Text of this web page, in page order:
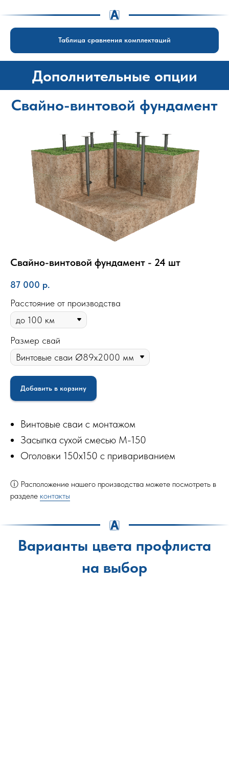
Таблица сравнения комплектаций
Дополнительные опции
Свайно-винтовой фундамент
Свайно-винтовой фундамент - 24 шт
87 000 р.
Расстояние от производства
Размер свай
Добавить в корзину
Винтовые сваи с монтажом
Засыпка сухой смесью М-150
Оголовки 150х150 с привариванием
ⓘ Расположение нашего производства можете посмотреть в
разделе контакты
Варианты цвета профлиста
на выбор